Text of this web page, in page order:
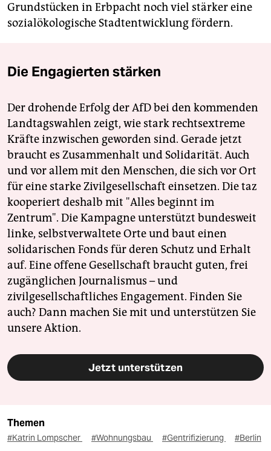
Grundstücken in Erbpacht noch viel stärker eine
sozialökologische Stadtentwicklung fördern.
Die Engagierten stärken
Der drohende Erfolg der AfD bei den kommenden
Landtagswahlen zeigt, wie stark rechtsextreme
Kräfte inzwischen geworden sind. Gerade jetzt
braucht es Zusammenhalt und Solidarität. Auch
und vor allem mit den Menschen, die sich vor Ort
für eine starke Zivilgesellschaft einsetzen. Die taz
kooperiert deshalb mit "Alles beginnt im
Zentrum". Die Kampagne unterstützt bundesweit
linke, selbstverwaltete Orte und baut einen
solidarischen Fonds für deren Schutz und Erhalt
auf. Eine offene Gesellschaft braucht guten, frei
zugänglichen Journalismus – und
zivilgesellschaftliches Engagement. Finden Sie
auch? Dann machen Sie mit und unterstützen Sie
unsere Aktion.
Jetzt unterstützen
Themen
#Katrin Lompscher #Wohnungsbau #Gentrifizierung
#Berlin